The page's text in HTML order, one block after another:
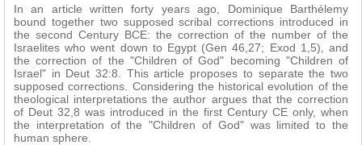
In an article written forty years ago, Dominique Barthélemy
bound together two supposed scribal corrections introduced in
the second Century BCE: the correction of the number of the
Israelites who went down to Egypt (Gen 46,27; Exod 1,5), and
the correction of the "Children of God" becoming "Children of
Israel" in Deut 32:8. This article proposes to separate the two
supposed corrections. Considering the historical evolution of the
theological interpretations the author argues that the correction
of Deut 32,8 was introduced in the first Century CE only, when
the interpretation of the "Children of God" was limited to the
human sphere.